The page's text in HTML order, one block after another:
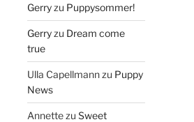
Gerry zu Puppysommer!
Gerry zu Dream come
true
Ulla Capellmann zu Puppy
News
Annette zuSweet